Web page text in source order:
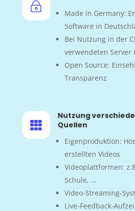
~
Made in Germany:
Software in
Bei Nutzung in der
verwendeten Server
Open Source:
Transparenz

Nutzung
Quellen
Eigenproduktion:
erstellten Videos
Videoplattformen:
Schule, …
Video-Streaming-
Live-Feedback-